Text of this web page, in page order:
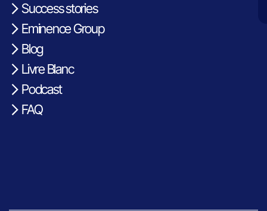
Success stories
Eminence Group
Blog
Livre Blanc
Podcast
FAQ